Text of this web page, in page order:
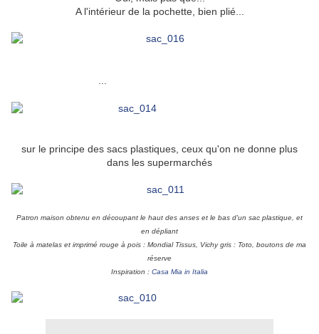
A l'intérieur de la pochette, bien plié...
sur le principe des sacs plastiques, ceux qu'on ne donne plus
dans les supermarchés
Patron maison obtenu en découpant le haut des anses et le bas d'un sac plastique, et
en dépliant
Toile à matelas et imprimé rouge à pois : Mondial Tissus, Vichy gris : Toto, boutons de ma
réserve
Inspiration : Casa Mia in Italia